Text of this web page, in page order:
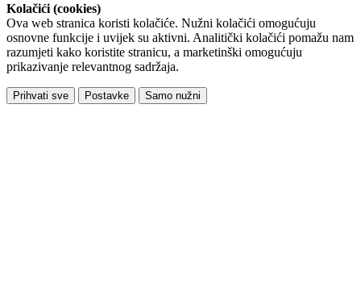
Kolačići (cookies)
Ova web stranica koristi kolačiće. Nužni kolačići omogućuju
osnovne funkcije i uvijek su aktivni. Analitički kolačići pomažu nam
razumjeti kako koristite stranicu, a marketinški omogućuju
prikazivanje relevantnog sadržaja.
Prihvati sve Postavke Samo nužni